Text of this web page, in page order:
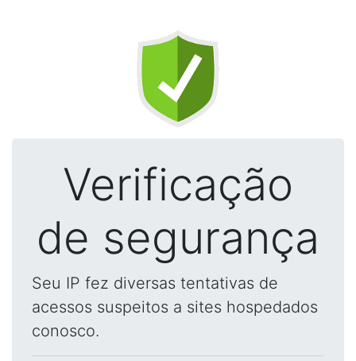
Verificação
de segurança
Seu IP fez diversas tentativas de
acessos suspeitos a sites hospedados
conosco.